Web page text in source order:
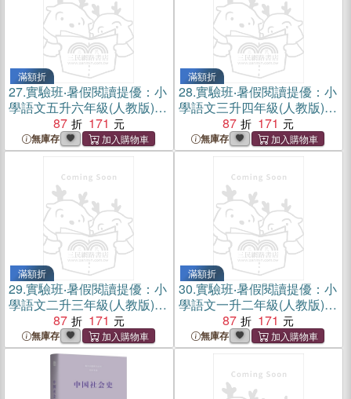
滿額折
27.實驗班‧暑假閱讀提優：小
學語文五升六年級(人教版)
（簡體書）
87 171
無庫存
滿額折
28.實驗班‧暑假閱讀提優：小
學語文三升四年級(人教版)
（簡體書）
87 171
無庫存
滿額折
29.實驗班‧暑假閱讀提優：小
學語文二升三年級(人教版)
（簡體書）
87 171
無庫存
滿額折
30.實驗班‧暑假閱讀提優：小
學語文一升二年級(人教版)
（簡體書）
87 171
無庫存